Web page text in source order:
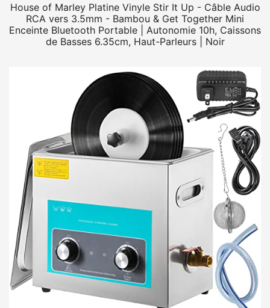
House of Marley Platine Vinyle Stir It Up - Câble Audio
RCA vers 3.5mm - Bambou & Get Together Mini
Enceinte Bluetooth Portable | Autonomie 10h, Caissons
de Basses 6.35cm, Haut-Parleurs | Noir